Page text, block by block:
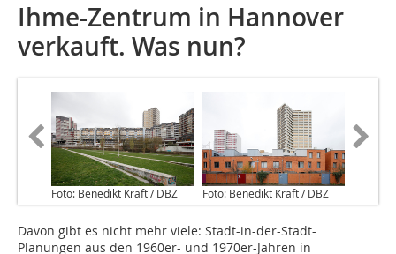
Ihme-Zentrum in Hannover
verkauft. Was nun?
Foto: Benedikt Kraft / DBZ Foto: Benedikt Kraft / DBZ
Davon gibt es nicht mehr viele: Stadt-in-der-Stadt-
Planungen aus den 1960er- und 1970er-Jahren in